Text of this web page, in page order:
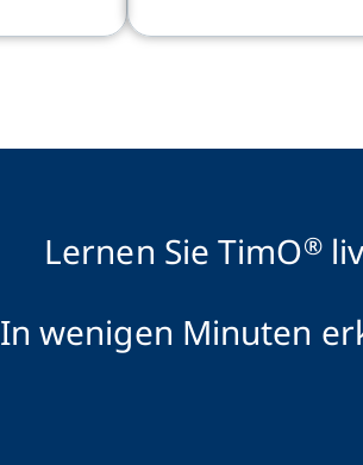
Lernen Sie TimO®
In wenigen Minuten